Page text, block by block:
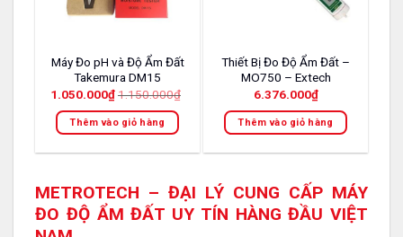
Máy Đo pH và Độ Ẩm Đất
Takemura DM15
1.050.000₫1.150.000₫
Thêm vào giỏ hàng
Thiết Bị Đo Độ Ẩm Đất –
MO750 – Extech
6.376.000₫
Thêm vào giỏ hàng
METROTECH – ĐẠI LÝ CUNG CẤP MÁY
ĐO ĐỘ ẨM ĐẤT UY TÍN HÀNG ĐẦU VIỆT